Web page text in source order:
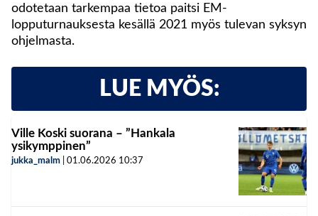
odotetaan tarkempaa tietoa paitsi EM-
lopputurnauksesta kesällä 2021 myös tulevan syksyn
ohjelmasta.
LUE MYÖS:
Ville Koski suorana – ”Hankala
ysikymppinen”
jukka_malm 01.06.2026 10:37